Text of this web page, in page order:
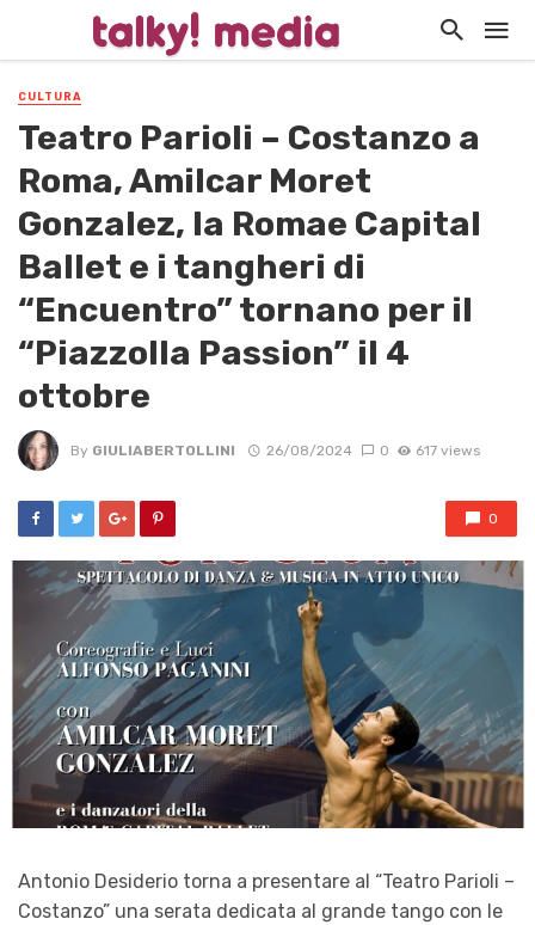
CULTURA
Teatro Parioli – Costanzo a
Roma, Amilcar Moret
Gonzalez, la Romae Capital
Ballet e i tangheri di
“Encuentro” tornano per il
“Piazzolla Passion” il 4
ottobre
By GIULIABERTOLLINI 26/08/2024 0 617 views
0
Antonio Desiderio torna a presentare al “Teatro Parioli –
Costanzo” una serata dedicata al grande tango con le